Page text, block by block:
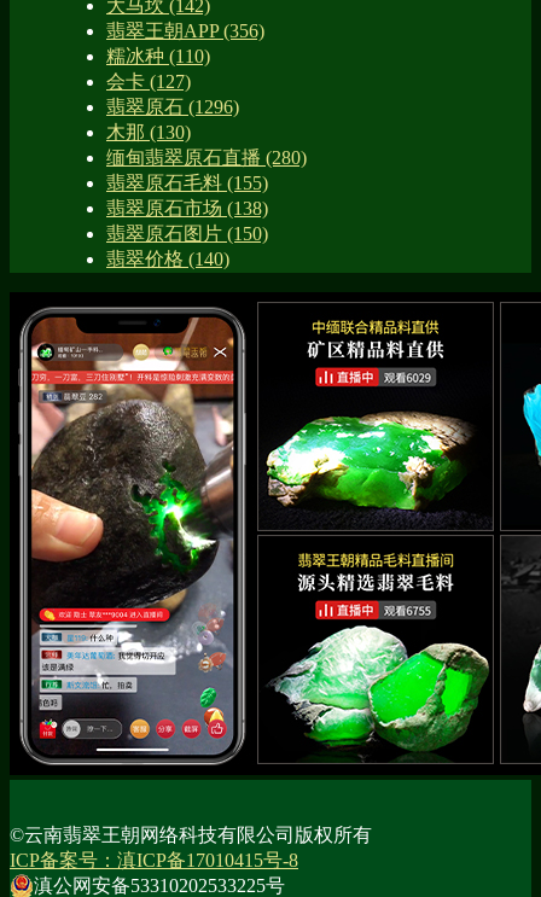
大马坎 (142)
翡翠王朝APP(356)
糯冰种 (110)
会卡 (127)
翡翠原石 (1296)
木那 (130)
缅甸翡翠原石直播 (280)
翡翠原石毛料 (155)
翡翠原石市场 (138)
翡翠原石图片 (150)
翡翠价格 (140)
©云南翡翠王朝网络科技有限公司版权所有
ICP备案号：滇ICP备17010415号-8
滇公网安备53310202533225号